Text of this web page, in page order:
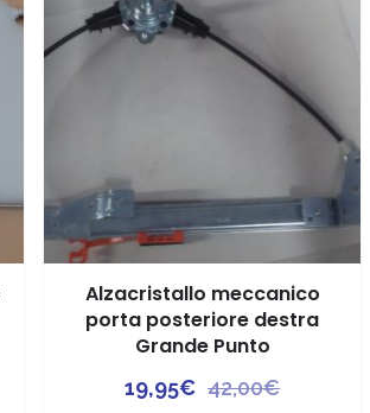
Alzacristallo meccanico
porta posteriore destra
Grande Punto
42,00€Il
19,95€
Il